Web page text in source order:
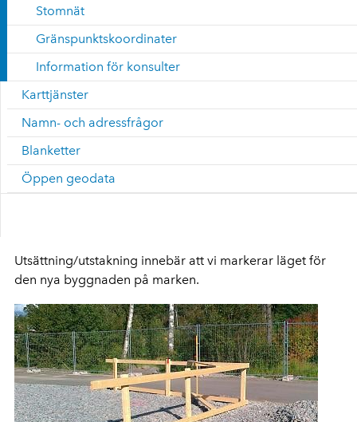
Stomnät
Gränspunktskoordinater
Information för konsulter
Karttjänster
Namn- och adressfrågor
Blanketter
Öppen geodata
Utsättning/utstakning innebär att vi markerar läget för
den nya byggnaden på marken.